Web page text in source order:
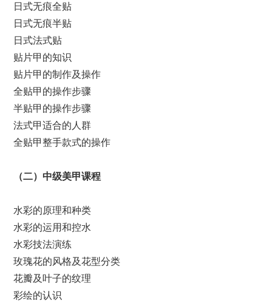
日式无痕全贴
日式无痕半贴
日式法式贴
贴片甲的知识
贴片甲的制作及操作
全贴甲的操作步骤
半贴甲的操作步骤
法式甲适合的人群
全贴甲整手款式的操作
（二） 中级美甲课程
水彩的原理和种类
水彩的运用和控水
水彩技法演练
玫瑰花的风格及花型分类
花瓣及叶子的纹理
彩绘的认识